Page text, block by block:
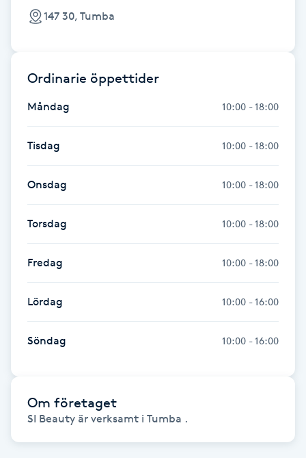
Gellack med förstärkning
Gravidmassage
Gruppträning
Gua Sha-massage
Hatha Yoga
Headspa
Healing
Herrklippning
HIFU
Hollywood Peel
147 30, Tumba
Ordinarie öppettider
Måndag 10:00 - 18:00
Tisdag 10:00 - 18:00
Onsdag 10:00 - 18:00
Torsdag 10:00 - 18:00
Fredag 10:00 - 18:00
Lördag 10:00 - 16:00
Söndag 10:00 - 16:00
Om företaget
SI Beauty är verksamt i Tumba .